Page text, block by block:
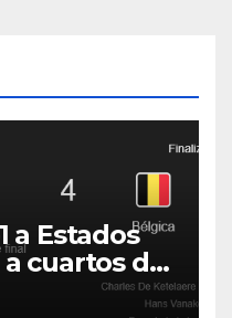
a Estados
cuartos del